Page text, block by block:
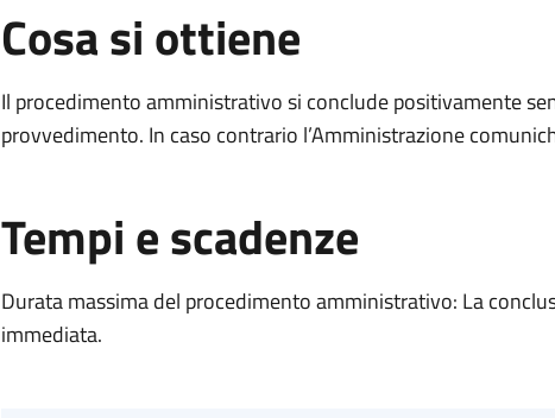
Cosa si ottiene
Il procedimento amministrativo si conclude positivamente
provvedimento. In caso contrario l’Amministrazione
Tempi e scadenze
Durata massima del procedimento amministrativo: La
immediata.